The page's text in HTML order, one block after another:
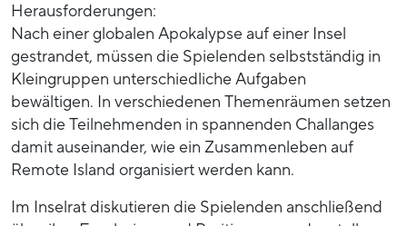
Herausforderungen:
Nach einer globalen Apokalypse auf einer Insel
gestrandet, müssen die Spielenden selbstständig in
Kleingruppen unterschiedliche Aufgaben
bewältigen. In verschiedenen Themenräumen setzen
sich die Teilnehmenden in spannenden Challanges
damit auseinander, wie ein Zusammenleben auf
Remote Island organisiert werden kann.
Im Inselrat diskutieren die Spielenden anschließend